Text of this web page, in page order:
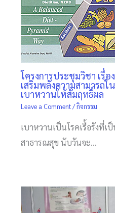
โครงการประชุมวิชา เรื่อ
เสริมพลังความสามารถ
เบาหวานให้สัมฤทธิ์ผล
Leave a Comment/กิจกรรม
เบาหวานเป็นโรคเรื้อรังที่
สาธารณสุข นับวันจะ…